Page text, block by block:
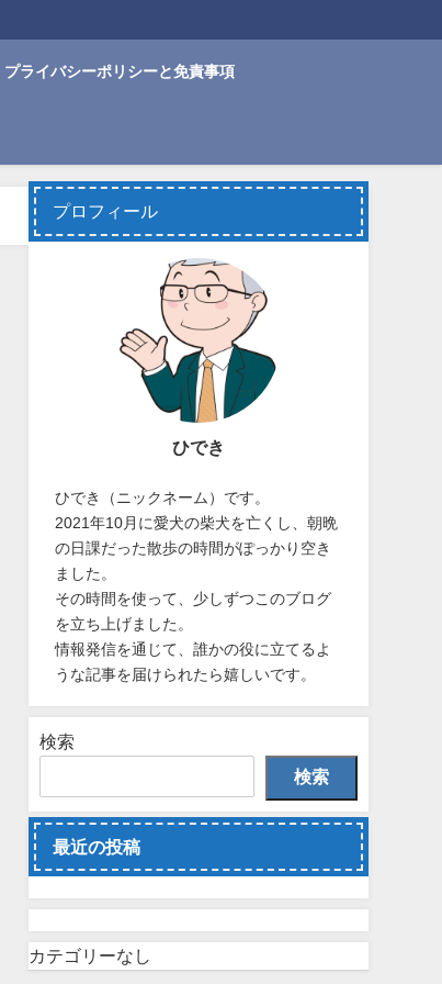
プライバシーポリシーと免責事項
プロフィール
ひでき
ひでき（ニックネーム）です。
2021年10月に愛犬の柴犬を亡くし、朝晩
の日課だった散歩の時間がぽっかり空き
ました。
その時間を使って、少しずつこのブログ
を立ち上げました。
情報発信を通じて、誰かの役に立てるよ
うな記事を届けられたら嬉しいです。
検索
検索
最近の投稿
カテゴリーなし